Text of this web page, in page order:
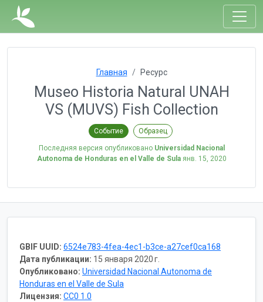
Главная Ресурс
Museo Historia Natural UNAH
VS (MUVS) Fish Collection
Событие Образец
Последняя версия опубликовано Universidad Nacional
Autonoma de Honduras en el Valle de Sula янв. 15, 2020
GBIF UUID: 6524e783-4fea-4ec1-b3ce-a27cef0ca168
Дата публикации: 15 января 2020 г.
Опубликовано: Universidad Nacional Autonoma de
Honduras en el Valle de Sula
Лицензия: CC0 1.0